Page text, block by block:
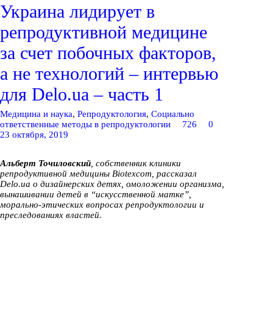
Украина лидирует в
репродуктивной медицине
за счет побочных факторов,
а не технологий – интервью
для Delo.ua – часть 1
Медицина и наука, Репродуктология, Социально
ответственные методы в репродуктологии
726
0
23 октября, 2019
Альберт Точиловский, собственник клиники
репродуктивной медицины Biotexcom, рассказал
Delo.ua о дизайнерских детях, омоложении организма,
вынашивании детей в “искусственной матке”,
морально-этических вопросах репродуктологии и
преследованиях властей.